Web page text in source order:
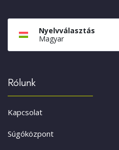
Nyelvválasztás
Magyar
Rólunk
Kapcsolat
Súgóközpont